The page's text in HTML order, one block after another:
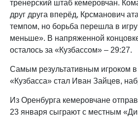
тренерский штаб кемеровчан.
друг друга вперёд, Крсманович
темпом, но борьба перешла в
меньше». В напряженной
осталось за «Кузбассом» – 29:27.
Самым результативным игроком в
«Кузбасса» стал Иван Зайцев,
Из Оренбурга кемеровчане
23 января сыграют с местным